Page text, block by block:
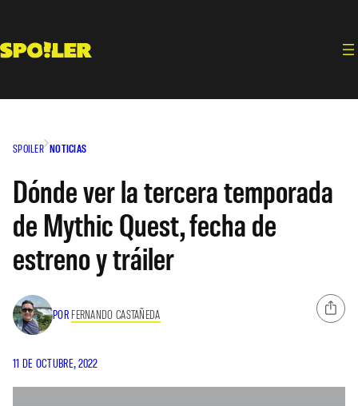
contenido
SPOILER NOTICIAS
Dónde ver la tercera temporada
de Mythic Quest, fecha de
estreno y tráiler
POR FERNANDO CASTAÑEDA
11 DE OCTUBRE, 2022